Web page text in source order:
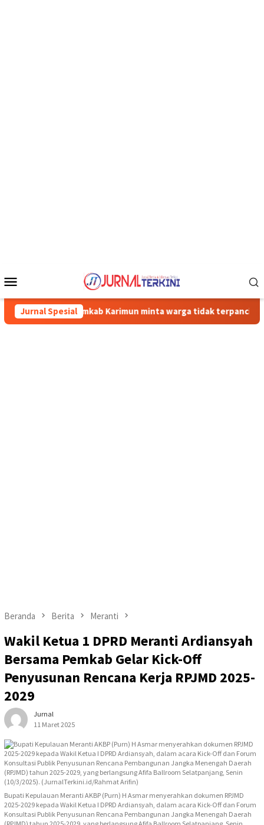
Mobile
Jurnal Spesial
Karimun minta warga tidak terpancing isu liar terkait
Beranda Berita Meranti
Wakil Ketua 1 DPRD Meranti Ardiansyah
Bersama Pemkab Gelar Kick-Off
Penyusunan Rencana Kerja RPJMD 2025-
2029
Jurnal
11 Maret 2025
Bupati Kepulauan Meranti AKBP (Purn) H Asmar menyerahkan dokumen RPJMD
2025-2029 kepada Wakil Ketua I DPRD Ardiansyah, dalam acara Kick-Off dan Forum
Konsultasi Publik Penyusunan Rencana Pembangunan Jangka Menengah Daerah